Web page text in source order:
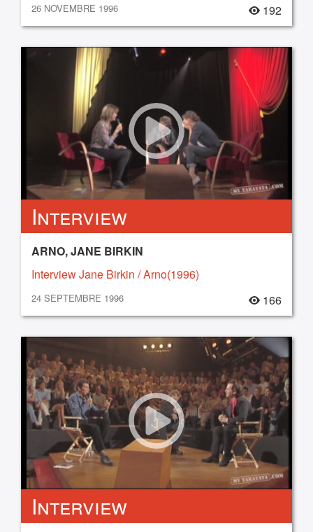
26 NOVEMBRE 1996 192
Interview
ARNO, JANE BIRKIN
Interview Jane Birkin / Arno(1996)
24 SEPTEMBRE 1996 166
Interview